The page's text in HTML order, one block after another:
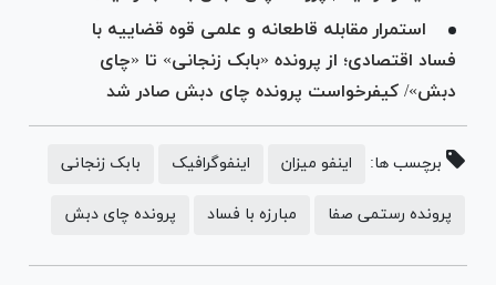
استمرار مقابله قاطعانه و علمی قوه قضاییه با
فساد اقتصادی؛ از پرونده «بابک زنجانی» تا «چای
دبش»/ کیفرخواست پرونده چای دبش صادر شد
برچسب ها: اینفو میزان اینفوگرافیک بابک زنجانی
پرونده رستمی صفا مبارزه با فساد پرونده چای دبش